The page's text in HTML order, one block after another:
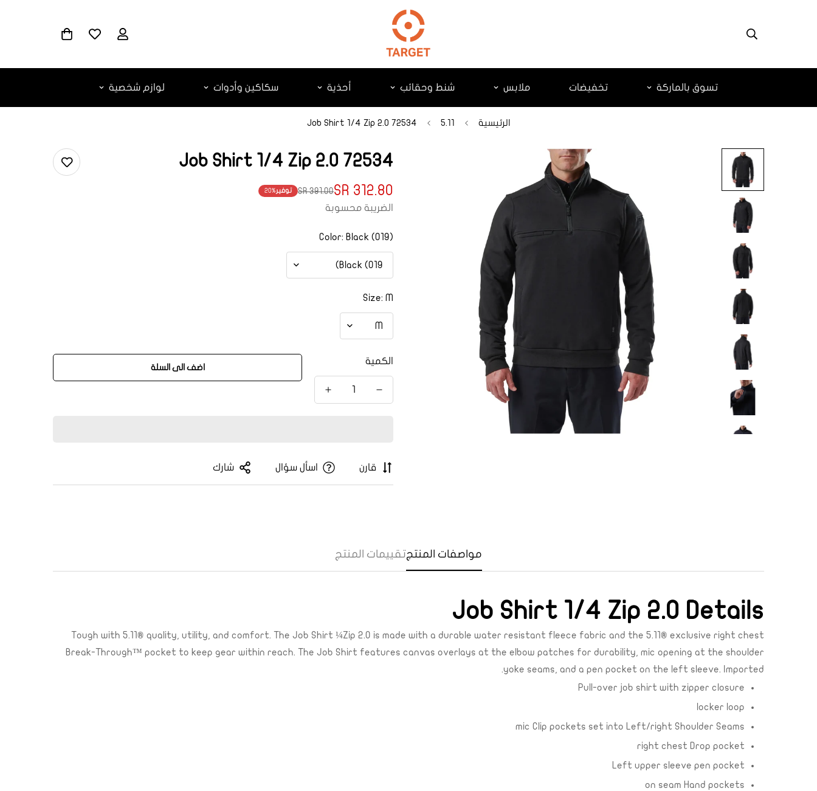
تسوق بالماركة تخفيضات ملابس شنط وحقائب أحذية سكاكين وأدوات لوازم شخصية
الرئيسية 5.11
72534 Job Shirt 1/4 Zip 2.0
72534 Job Shirt 1/4 Zip 2.0
Translation
missing:
312.80 SR
Translation
missing:
391.00 SR توفير20%
الضريبة محسوبة
Color: Black (019)
Size: M
الكمية
اضف الى السلة
قارن اسأل سؤال شارك
مواصفات المنتجتقييمات المنتج
Job Shirt 1/4 Zip 2.0 Details
Tough with 5.11® quality, utility, and comfort. The Job Shirt ¼Zip 2.0 is made with a durable water resistant fleece fabric and the 5.11® exclusive right chest
Break-Through™ pocket to keep gear within reach. The Job Shirt features canvas overlays at the elbow patches for durability, mic opening at the shoulder
yoke seams, and a pen pocket on the left sleeve. Imported.
Pull-over job shirt with zipper closure
locker loop
mic Clip pockets set into Left/right Shoulder Seams
right chest Drop pocket
Left upper sleeve pen pocket
on seam Hand pockets